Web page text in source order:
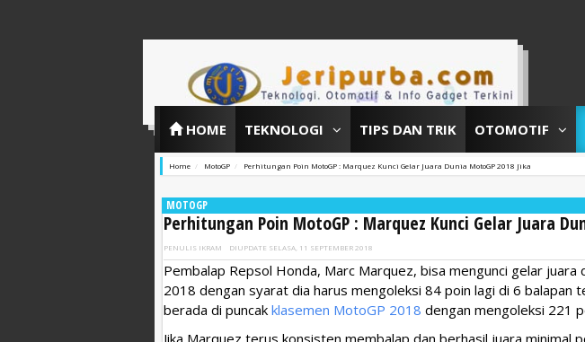
HOME TEKNOLOGI TIPS DAN TRIK OTOMOTIF
Home MotoGP Perhitungan Poin MotoGP : Marquez Kunci Gelar Juara Dunia MotoGP 2018 Jika
MOTOGP
Perhitungan Poin MotoGP : Marquez Kunci Gelar Juara
PENULIS IKRAM DIUPDATE SELASA, 11 SEPTEMBER 2018
Pembalap Repsol Honda, Marc Marquez, bisa mengunci gelar juara
2018 dengan syarat dia harus mengoleksi 84 poin lagi di 6 balapan
berada di puncak klasemen MotoGP 2018 dengan mengoleksi 221
Jika Marquez terus konsisten membalap dan berhasil juara minimal